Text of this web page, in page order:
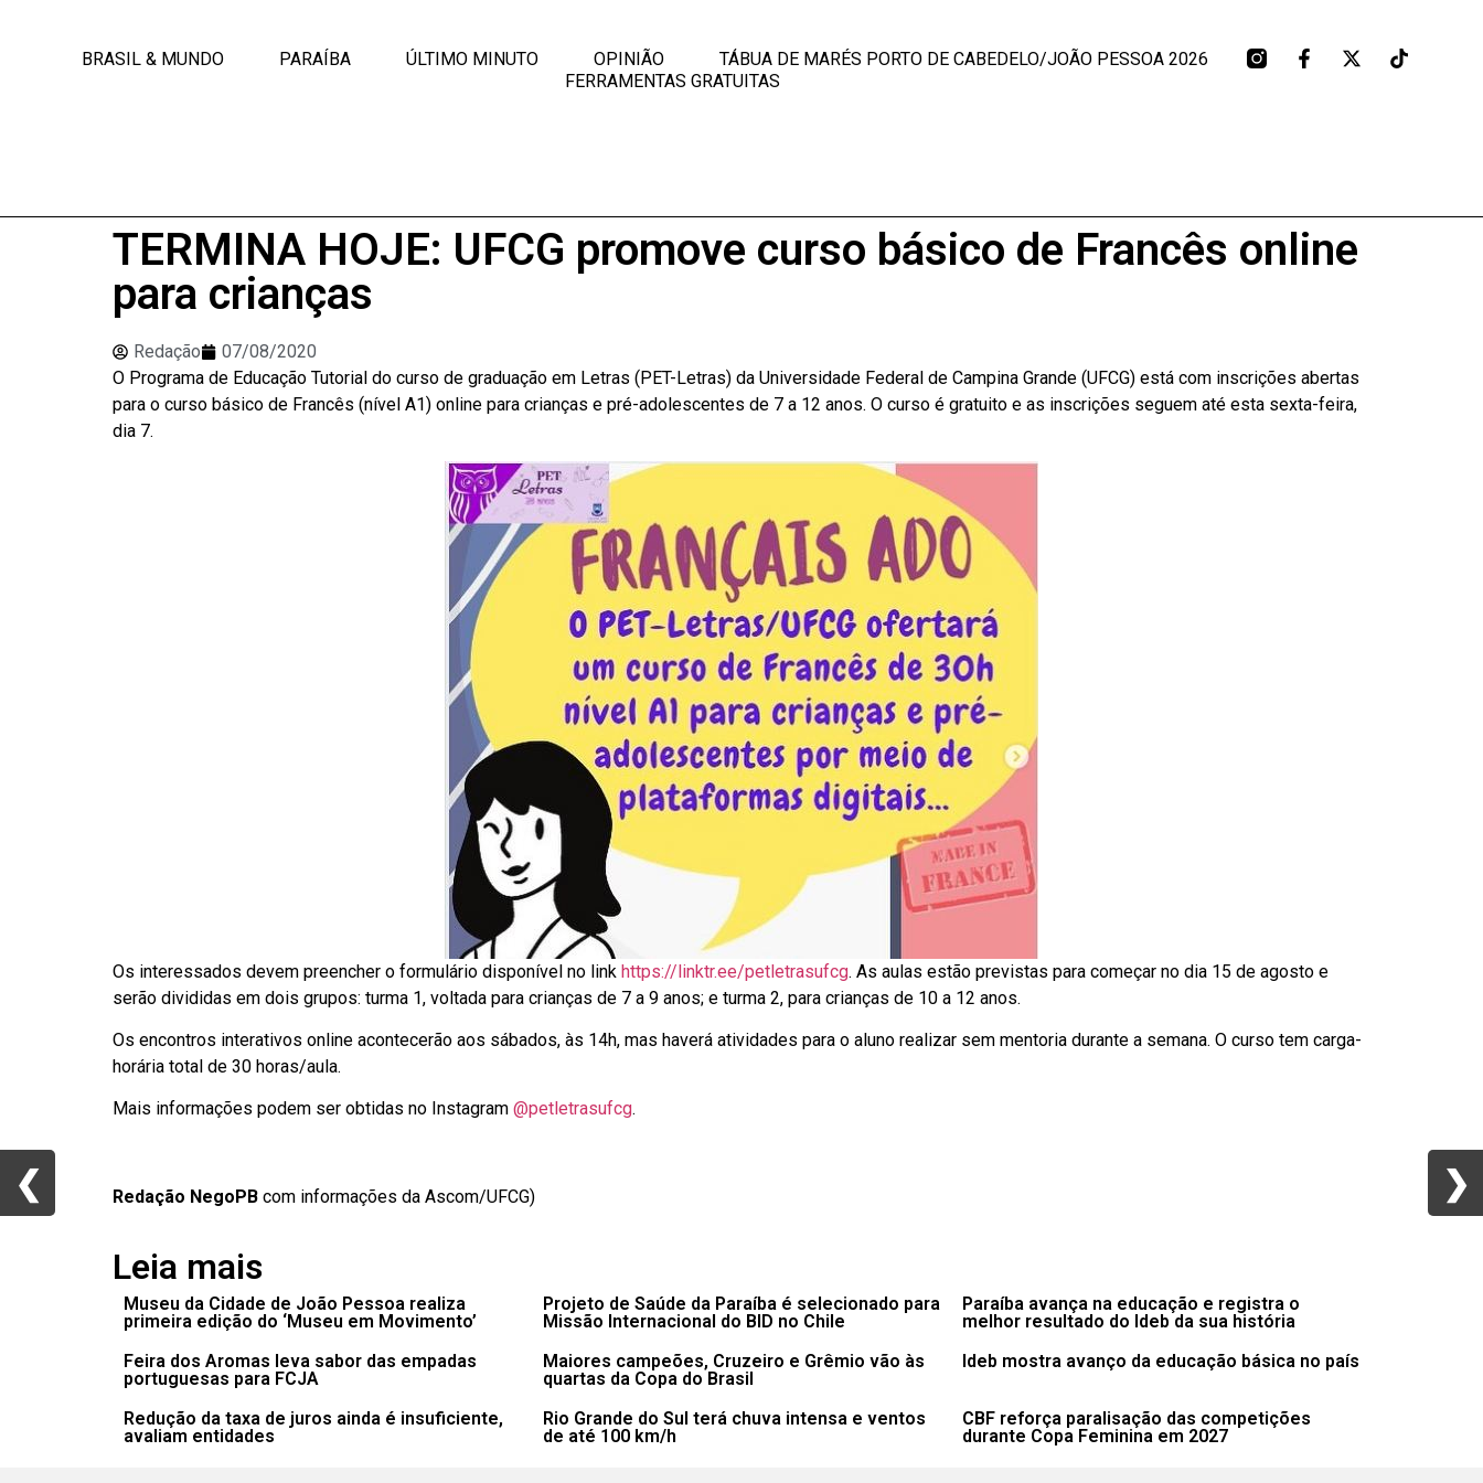
BRASIL & MUNDO PARAÍBA ÚLTIMO MINUTO OPINIÃO
TÁBUA DE MARÉS PORTO DE CABEDELO/JOÃO PESSOA 2026
FERRAMENTAS GRATUITAS
TERMINA HOJE: UFCG promove curso básico de Francês online
para crianças
Redação
07/08/2020
O Programa de Educação Tutorial do curso de graduação em Letras (PET-Letras) da Universidade Federal de Campina Grande (UFCG) está com inscrições abertas
para o curso básico de Francês (nível A1) online para crianças e pré-adolescentes de 7 a 12 anos. O curso é gratuito e as inscrições seguem até esta sexta-feira,
dia 7.
Os interessados devem preencher o formulário disponível no link https://linktr.ee/petletrasufcg. As aulas estão previstas para começar no dia 15 de agosto e
serão divididas em dois grupos: turma 1, voltada para crianças de 7 a 9 anos; e turma 2, para crianças de 10 a 12 anos.
Os encontros interativos online acontecerão aos sábados, às 14h, mas haverá atividades para o aluno realizar sem mentoria durante a semana. O curso tem carga-
horária total de 30 horas/aula.
Mais informações podem ser obtidas no Instagram @petletrasufcg.
Redação NegoPB com informações da Ascom/UFCG)
Leia mais
Museu da Cidade de João Pessoa realiza
primeira edição do ‘Museu em Movimento’
Projeto de Saúde da Paraíba é selecionado para
Missão Internacional do BID no Chile
Paraíba avança na educação e registra o
melhor resultado do Ideb da sua história
Feira dos Aromas leva sabor das empadas
portuguesas para FCJA
Maiores campeões, Cruzeiro e Grêmio vão às
quartas da Copa do Brasil
Ideb mostra avanço da educação básica no país
Redução da taxa de juros ainda é insuficiente,
avaliam entidades
Rio Grande do Sul terá chuva intensa e ventos
de até 100 km/h
CBF reforça paralisação das competições
durante Copa Feminina em 2027
❮ ❯
❮ ❯